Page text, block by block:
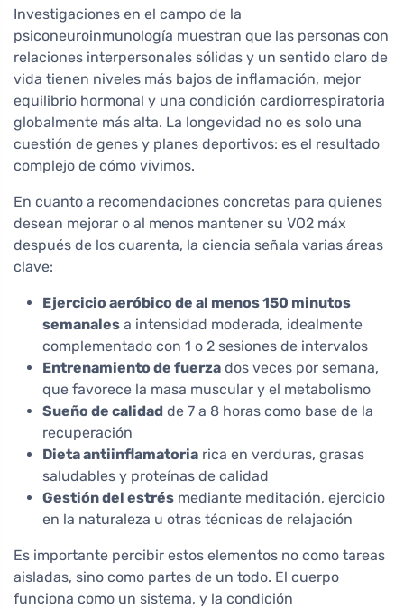
Investigaciones en el campo de la
psiconeuroinmunología muestran que las personas con
relaciones interpersonales sólidas y un sentido claro de
vida tienen niveles más bajos de inflamación, mejor
equilibrio hormonal y una condición cardiorrespiratoria
globalmente más alta. La longevidad no es solo una
cuestión de genes y planes deportivos: es el resultado
complejo de cómo vivimos.
En cuanto a recomendaciones concretas para quienes
desean mejorar o al menos mantener su VO2 máx
después de los cuarenta, la ciencia señala varias áreas
clave:
Ejercicio aeróbico de al menos 150 minutos
semanales a intensidad moderada, idealmente
complementado con 1 o 2 sesiones de intervalos
Entrenamiento de fuerza dos veces por semana,
que favorece la masa muscular y el metabolismo
Sueño de calidad de 7 a 8 horas como base de la
recuperación
Dieta antiinflamatoria rica en verduras, grasas
saludables y proteínas de calidad
Gestión del estrés mediante meditación, ejercicio
en la naturaleza u otras técnicas de relajación
Es importante percibir estos elementos no como tareas
aisladas, sino como partes de un todo. El cuerpo
funciona como un sistema, y la condición